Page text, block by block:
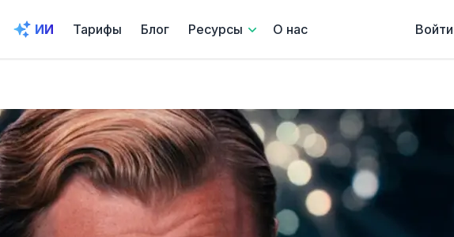
ИИ Тарифы Блог Ресурсы О нас Войти